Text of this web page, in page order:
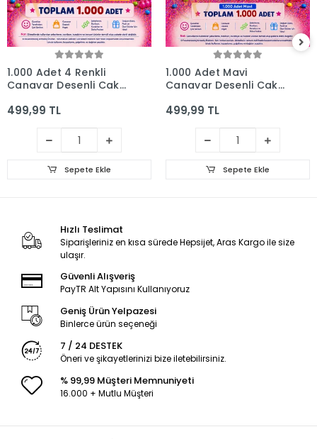
1.000 Adet 4 Renkli
Canavar Desenli Cake
- 10x15 cm
499,99 TL
Sepete Ekle
1.000 Adet Mavi
Canavar Desenli Cake
10x15 cm
499,99 TL
Sepete Ekle
Hızlı Teslimat
Siparişleriniz en kısa sürede Hepsijet, Aras Kargo ile size
ulaşır.
Güvenli Alışveriş
PayTR Alt Yapısını Kullanıyoruz
Geniş Ürün Yelpazesi
Binlerce ürün seçeneği
7 / 24 DESTEK
Öneri ve şikayetlerinizi bize iletebilirsiniz.
% 99,99 Müşteri Memnuniyeti
16.000 + Mutlu Müşteri